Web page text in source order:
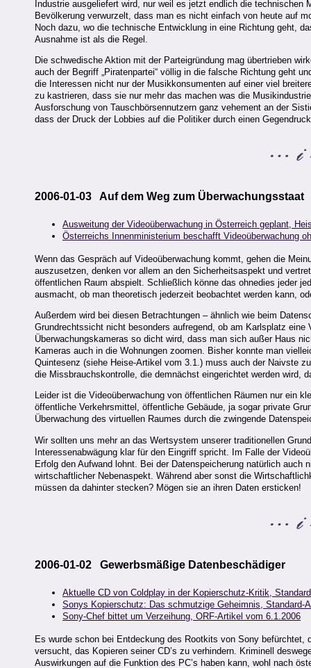
Industrie ausgeliefert wird, nur weil es jetzt endlich die
Bevölkerung verwurzelt, dass man es nicht einfach von heute auf
Noch dazu, wo die technische Entwicklung in eine Richtung geht,
Ausnahme ist als die Regel.
Die schwedische Aktion mit der Parteigründung mag übertrieben
auch der Begriff „Piratenpartei“ völlig in die falsche Richtung geht
die Interessen nicht nur der Musikkonsumenten auf einer viel
zu kastrieren, dass sie nur mehr das machen was die
Ausforschung von Tauschbörsennutzern ganz vehement an der
dass der Druck der Lobbies auf die Politiker durch einen
2006-01-03 Auf dem Weg zum Überwachungsstaat
Ausweitung der Videoüberwachung in Österreich geplant,
Österreichs Innenministerium beschafft Videoüberwachung
Wenn das Gespräch auf Videoüberwachung kommt, gehen die
auszusetzen, denken vor allem an den Sicherheitsaspekt und
öffentlichen Raum abspielt. Schließlich könne das ohnedies jeder
ausmacht, ob man theoretisch jederzeit beobachtet werden kann,
Außerdem wird bei diesen Betrachtungen – ähnlich wie beim
Grundrechtssicht nicht besonders aufregend, ob am Karlsplatz
Überwachungskameras so dicht wird, dass man sich außer Haus
Kameras auch in die Wohnungen zoomen. Bisher konnte man
Quintesenz (siehe Heise-Artikel vom 3.1.) muss auch der Naivste
die Missbrauchskontrolle, die demnächst eingerichtet werden wird,
Leider ist die Videoüberwachung von öffentlichen Räumen nur ein
öffentliche Verkehrsmittel, öffentliche Gebäude, ja sogar private
Überwachung des virtuellen Raumes durch die zwingende
Wir sollten uns mehr an das Wertsystem unserer traditionellen
Interessenabwägung klar für den Eingriff spricht. Im Falle der
Erfolg den Aufwand lohnt. Bei der Datenspeicherung natürlich
wirtschaftlicher Nebenaspekt. Während aber sonst die
müssen da dahinter stecken? Mögen sie an ihren Daten ersticken!
2006-01-02 Gewerbsmäßige Datenbeschädiger
Aktuelle CD von Coldplay in der Kopierschutz-Kritik,
Sonys Kopierschutz: Das schmutzige Geheimnis, Standard-
Sony-Chef bittet um Verzeihung, ORF-Artikel vom 6.1.2006
Es wurde schon bei Entdeckung des Rootkits von Sony
versucht, das Kopieren seiner CD’s zu verhindern. Kriminell
Auswirkungen auf die Funktion des PC’s haben kann, wohl nach